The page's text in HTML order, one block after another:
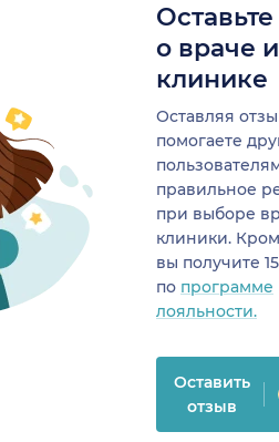
о враче
клинике
Оставляя
помогаете
правильное
при выборе
клиники.
вы получите
по программе
лояльности.
Оставить
отзыв